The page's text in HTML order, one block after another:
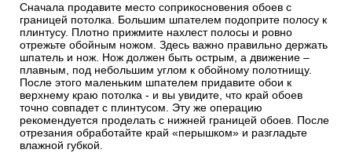
Сначала продавите место соприкосновения обоев с
границей потолка. Большим шпателем подоприте полосу к
плинтусу. Плотно прижмите нахлест полосы и ровно
отрежьте обойным ножом. Здесь важно правильно держать
шпатель и нож. Нож должен быть острым, а движение –
плавным, под небольшим углом к обойному полотнищу.
После этого маленьким шпателем придавите обои к
верхнему краю потолка - и вы увидите, что край обоев
точно совпадет с плинтусом. Эту же операцию
рекомендуется проделать с нижней границей обоев. После
отрезания обработайте край «перышком» и разгладьте
влажной губкой.